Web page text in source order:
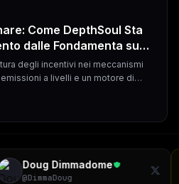
Come DepthSoul Sta
dalle Fondamenta su
degli incentivi nei meccanismi
a livelli e un motore di
Doug Dimmadome
@ DimmaDoug